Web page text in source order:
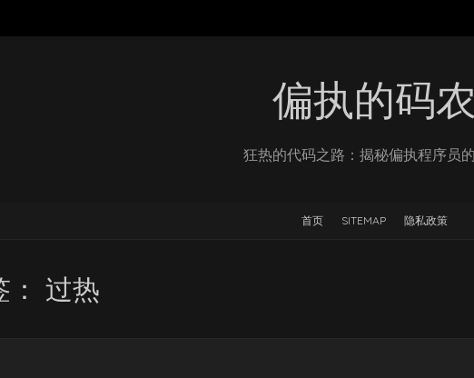
偏执的码农
狂热的代码之路：揭秘偏执程序员
首页 SITEMAP 隐私政策
过热